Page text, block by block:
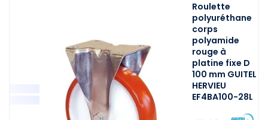
Roulette
polyuréthane
corps
polyamide
rouge à
platine fixe D
100 mm GUITEL
HERVIEU
EF4BA100-28L